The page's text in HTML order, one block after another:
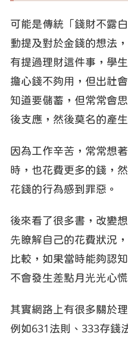
可能是傳統「錢財不露
動提及對於金錢的想法
有提過理財這件事，學
擔心錢不夠用，但出社
知道要儲蓄，但常常會
後支應，然後莫名的產生
因為工作辛苦，常常想
時，也花費更多的錢，
花錢的行為感到罪惡。
後來看了很多書，改變
先瞭解自己的花費狀況
比較，如果當時能夠認
不會發生差點月光光心
其實網路上有很多關於
例如631法則、333存錢